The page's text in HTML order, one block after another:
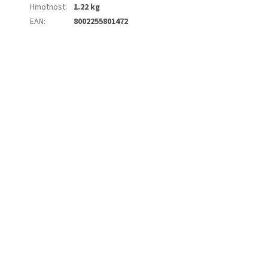
Hmotnost:
1.22 kg
EAN: 8002255801472